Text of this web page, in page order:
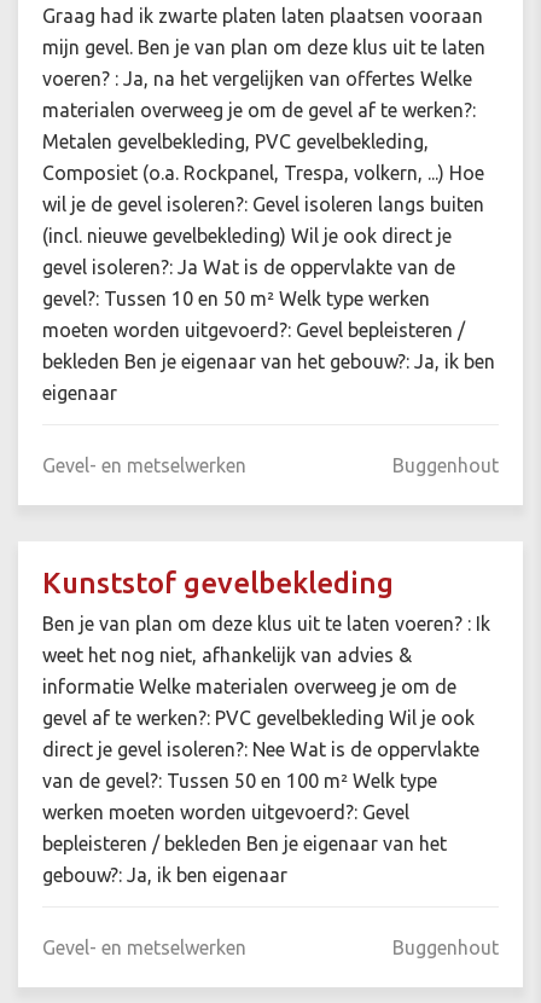
Graag had ik zwarte platen laten plaatsen vooraan
mijn gevel. Ben je van plan om deze klus uit te laten
voeren? : Ja, na het vergelijken van offertes Welke
materialen overweeg je om de gevel af te werken?:
Metalen gevelbekleding, PVC gevelbekleding,
Composiet (o.a. Rockpanel, Trespa, volkern, ...) Hoe
wil je de gevel isoleren?: Gevel isoleren langs buiten
(incl. nieuwe gevelbekleding) Wil je ook direct je
gevel isoleren?: Ja Wat is de oppervlakte van de
gevel?: Tussen 10 en 50 m² Welk type werken
moeten worden uitgevoerd?: Gevel bepleisteren /
bekleden Ben je eigenaar van het gebouw?: Ja, ik ben
eigenaar
Gevel- en metselwerken Buggenhout
Kunststof gevelbekleding
Ben je van plan om deze klus uit te laten voeren? : Ik
weet het nog niet, afhankelijk van advies &
informatie Welke materialen overweeg je om de
gevel af te werken?: PVC gevelbekleding Wil je ook
direct je gevel isoleren?: Nee Wat is de oppervlakte
van de gevel?: Tussen 50 en 100 m² Welk type
werken moeten worden uitgevoerd?: Gevel
bepleisteren / bekleden Ben je eigenaar van het
gebouw?: Ja, ik ben eigenaar
Gevel- en metselwerken Buggenhout